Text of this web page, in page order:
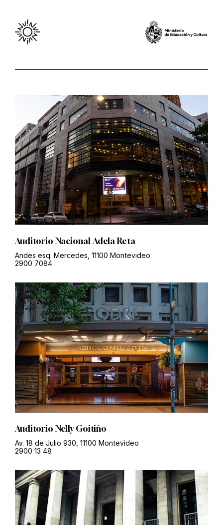
Auditorio Nacional Adela Reta
Andes esq. Mercedes, 11100 Montevideo
2900 7084
Auditorio Nelly Goitiño
Av. 18 de Julio 930, 11100 Montevideo
2900 13 48